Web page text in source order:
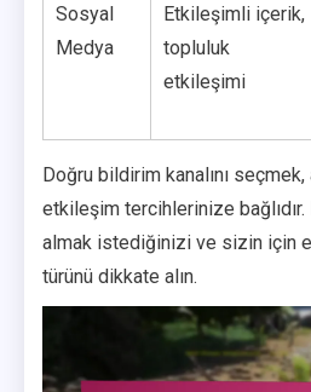
Sosyal
Medya
Etkileşimli içerik,
topluluk
etkileşimi
Doğru bildirim kanalını seçmek,
etkileşim tercihlerinize bağlıdır.
almak istediğinizi ve sizin için
türünü dikkate alın.